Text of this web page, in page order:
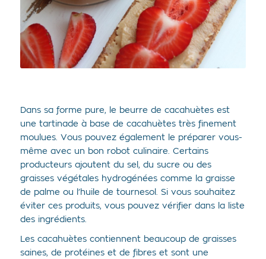
Dans sa forme pure, le beurre de cacahuètes est
une tartinade à base de cacahuètes très finement
moulues. Vous pouvez également le préparer vous-
même avec un bon robot culinaire. Certains
producteurs ajoutent du sel, du sucre ou des
graisses végétales hydrogénées comme la graisse
de palme ou l’huile de tournesol. Si vous souhaitez
éviter ces produits, vous pouvez vérifier dans la liste
des ingrédients.
Les cacahuètes contiennent beaucoup de graisses
saines, de protéines et de fibres et sont une